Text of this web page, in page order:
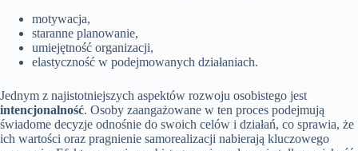
motywacja,
staranne planowanie,
umiejętność organizacji,
elastyczność w podejmowanych działaniach.
Jednym z najistotniejszych aspektów rozwoju osobistego jest
intencjonalność. Osoby zaangażowane w ten proces podejmują
świadome decyzje odnośnie do swoich celów i działań, co sprawia, że
ich wartości oraz pragnienie samorealizacji nabierają kluczowego